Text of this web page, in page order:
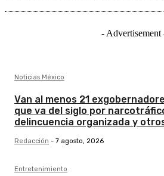
- Advertisement
Noticias México
Van al menos 21
que va del siglo por
delincuencia organizada y
Redacción - 7 agosto, 2026
Entretenimiento